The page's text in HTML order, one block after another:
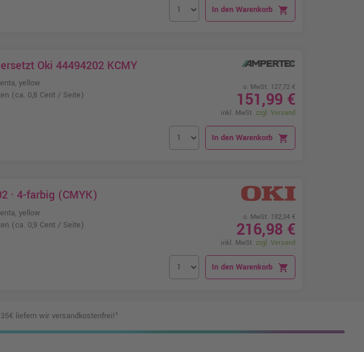
In den Warenkorb shopping_cart
Oki 44494202 KCMY
yellow
(ca. 0,8 Cent / Seite)
o. MwSt. 127,72 €
151,99 €
inkl. MwSt. zzgl. Versand
In den Warenkorb shopping_cart
· 4-farbig (CMYK)
yellow
(ca. 0,9 Cent / Seite)
o. MwSt. 182,34 €
216,98 €
inkl. MwSt. zzgl. Versand
In den Warenkorb shopping_cart
liefern wir versandkostenfrei!¹